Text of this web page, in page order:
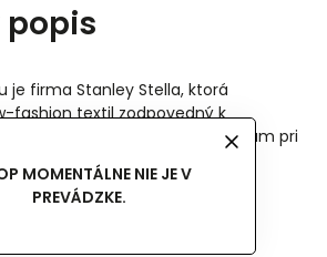
MOMENTÁLNE NIE JE V
PREVÁDZKE.
popis
je firma Stanley Stella, ktorá
fashion textil zodpovedný k
a pracovným podmienkam pri
organickej bavlny.
a neelektrizuje.